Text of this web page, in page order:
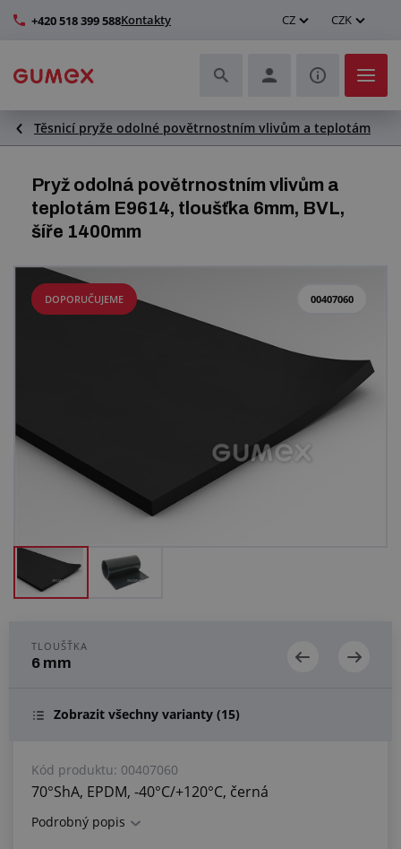
+420 518 399 588Kontakty CZ CZK
Hadice a jejich kompletace
Profily a výroba těsnění
Technické plasty
Dopravníkové pásy a montáž
Zlepšení pracovního prostředí
Vše o nákupu
Těsnicí pryže odolné povětrnostním vlivům a teplotám
Pryž odolná povětrnostním vlivům a
teplotám E9614, tloušťka 6mm, BVL,
šíře 1400mm
00407060
DOPORUČUJEME
TLOUŠŤKA
6 mm
Zobrazit všechny varianty (15)
Kód produktu: 00407060
70°ShA, EPDM, -40°C/+120°C, černá
Podrobný popis